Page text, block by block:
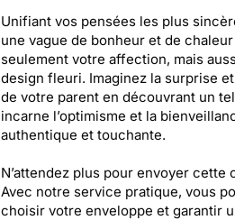
Unifiant vos pensées les plus
une vague de bonheur et de
seulement votre affection, mais
design fleuri. Imaginez la surprise
de votre parent en découvrant un
incarne l’optimisme et la
authentique et touchante.
N’attendez plus pour envoyer
Avec notre service pratique, vous
choisir votre enveloppe et garantir